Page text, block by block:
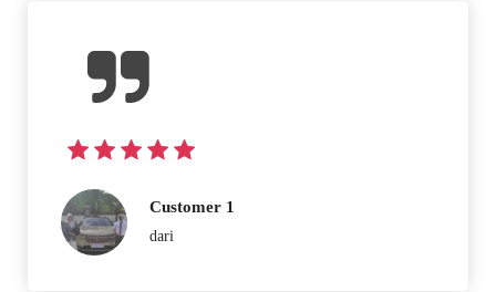
Customer 1
dari